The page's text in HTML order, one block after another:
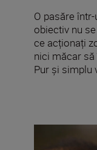
O pasăre
obiectiv nu
ce acționați
nici măcar
Pur și simplu